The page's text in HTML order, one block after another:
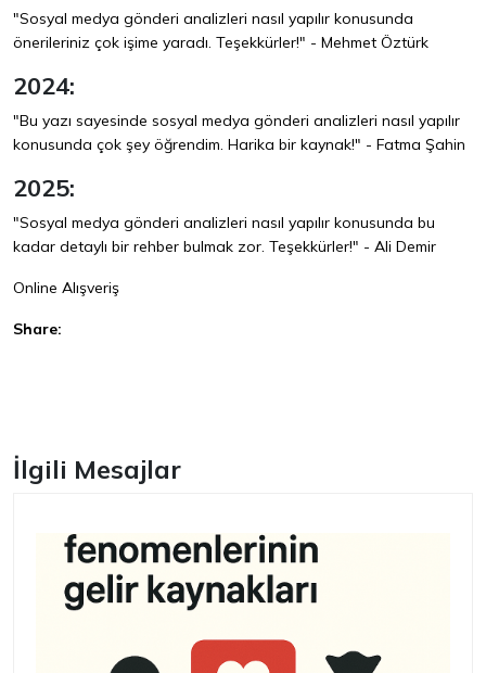
"Sosyal medya gönderi analizleri nasıl yapılır konusunda
önerileriniz çok işime yaradı. Teşekkürler!" - Mehmet Öztürk
2024:
"Bu yazı sayesinde sosyal medya gönderi analizleri nasıl yapılır
konusunda çok şey öğrendim. Harika bir kaynak!" - Fatma Şahin
2025:
"Sosyal medya gönderi analizleri nasıl yapılır konusunda bu
kadar detaylı bir rehber bulmak zor. Teşekkürler!" - Ali Demir
Online Alışveriş
Share:
İlgili Mesajlar